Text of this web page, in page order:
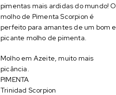
pimentas mais ardidas do mundo! O
molho de Pimenta Scorpion é
perfeito para amantes de um bom e
picante molho de pimenta.
Molho em Azeite, muito mais
picância.
PIMENTA
Trinidad Scorpion